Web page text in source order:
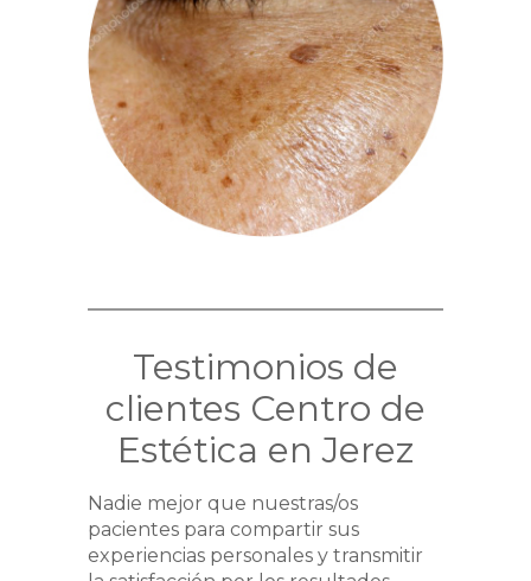
Testimonios de
clientes Centro de
Estética en Jerez
Nadie mejor que nuestras/os
pacientes para compartir sus
experiencias personales y transmitir